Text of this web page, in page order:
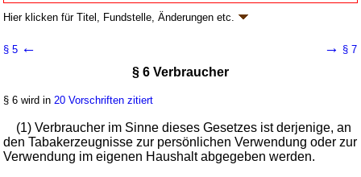
Hier klicken fürTitel, Fundstelle, Änderungen etc.
BGBl. I S. 569
Bedarfsgegenstände
§ 5 ← → § 7
§ 6 Verbraucher
§ 6 wird in 20 Vorschriften zitiert
(1) Verbraucher im Sinne dieses Gesetzes ist derjenige, an
den Tabakerzeugnisse zur persönlichen Verwendung oder zur
Verwendung im eigenen Haushalt abgegeben werden.